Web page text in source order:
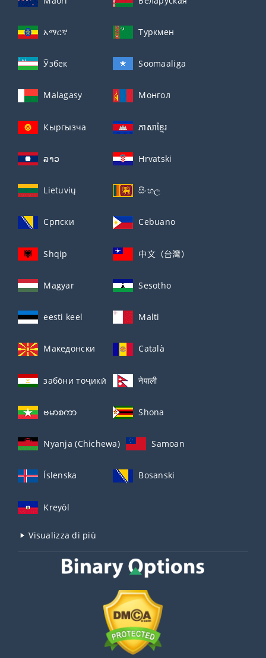
አማርኛ Туркмен
Ўзбек Soomaaliga
Malagasy Монгол
Кыргызча ភាសាខ្មែរ
ລາວ Hrvatski
Lietuvių සිංහල
Српски Cebuano
Shqip 中文（台灣）
Magyar Sesotho
eesti keel Malti
Македонски Català
забо́ни тоҷикӣ́ नेपाली
ဗမာစကာ Shona
Nyanja (Chichewa) Samoan
Íslenska Bosanski
Kreyòl
Visualizza di più